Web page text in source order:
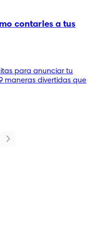
contarles a tus
para anunciar tu
maneras divertidas que